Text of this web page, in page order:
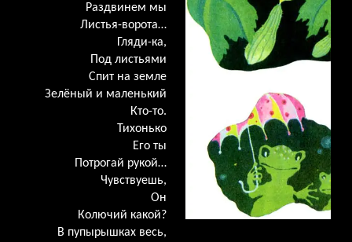
Раздвинем мы
Листья-ворота…
Гляди-ка,
Под листьями
Спит на земле
Зелёный и маленький
Кто-то.
Тихонько
Его ты
Потрогай рукой…
Чувствуешь,
Он
Колючий какой?
В пупырышках весь,